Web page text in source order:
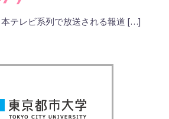
本テレビ系列で放送される報道 […]